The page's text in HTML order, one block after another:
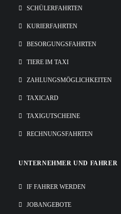
SCHÜLERFAHRTEN
KURIERFAHRTEN
BESORGUNGSFAHRTEN
TIERE IM TAXI
ZAHLUNGSMÖGLICHKEITEN
TAXICARD
TAXIGUTSCHEINE
RECHNUNGSFAHRTEN
UNTERNEHMER UND FAHRER
IF FAHRER WERDEN
JOBANGEBOTE